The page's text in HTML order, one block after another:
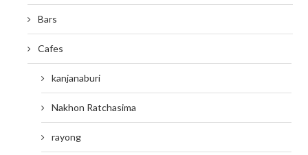
Bars
Cafes
kanjanaburi
Nakhon Ratchasima
rayong